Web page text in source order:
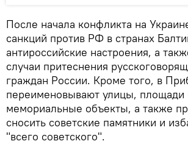
После начала конфликта на
санкций против РФ в странах
антироссийские настроения, а
случаи притеснения
граждан России. Кроме того, в
переименовывают улицы, площади
мемориальные объекты, а также
сносить советские памятники и
"всего советского".